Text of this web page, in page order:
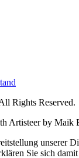
Rights Reserved.
Artisteer by Maik
unserer
Sie sich